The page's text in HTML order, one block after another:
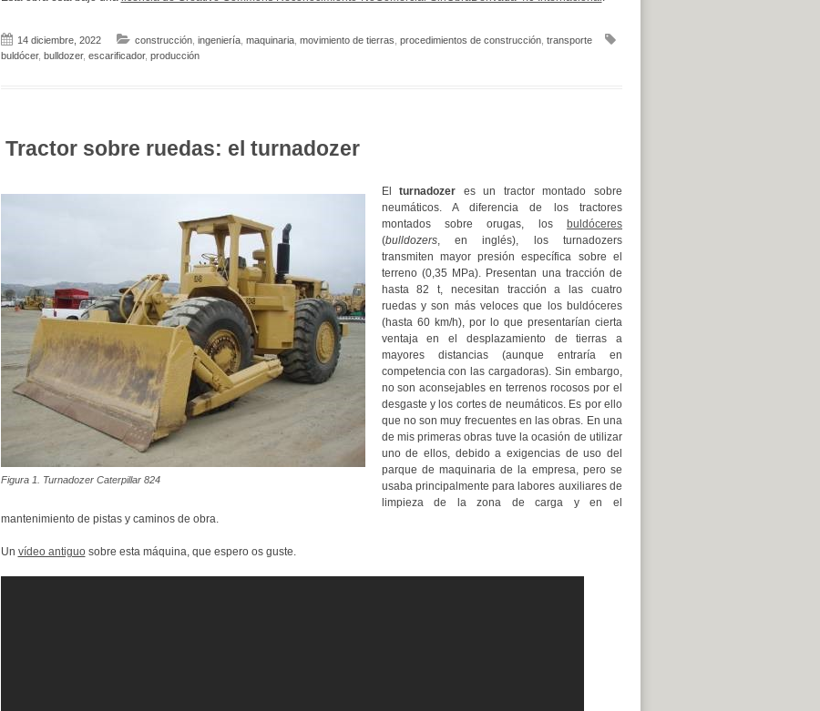
14 diciembre, 2022 construcción, ingeniería, maquinaria, movimiento de tierras procedimientos de construcción, transporte
buldócer, bulldozer, escarificador, producción
Tractor sobre ruedas: el turnadozer
Figura 1. Turnadozer Caterpillar 824
Elturnadozer es un tractor montado sobre
neumáticos. A diferencia de los tractores
montados sobre orugas, los buldóceres
(bulldozers, en inglés), los turnadozers
transmiten mayor presión específica sobre el
terreno (0,35 MPa). Presentan una tracción de
hasta 82 t, necesitan tracción a las cuatro
ruedas y son más veloces que los buldóceres
(hasta 60 km/h), por lo que presentarían cierta
ventaja en el desplazamiento de tierras a
mayores distancias (aunque entraría en
competencia con las cargadoras). Sin embargo,
no son aconsejables en terrenos rocosos por el
desgaste y los cortes de neumáticos. Es por ello
que no son muy frecuentes en las obras. En una
de mis primeras obras tuve la ocasión de utilizar
uno de ellos, debido a exigencias de uso del
parque de maquinaria de la empresa, pero se
usaba principalmente para labores auxiliares de
limpieza de la zona de carga y en el
mantenimiento de pistas y caminos de obra.
Un vídeo antiguosobre esta máquina, que espero os guste.